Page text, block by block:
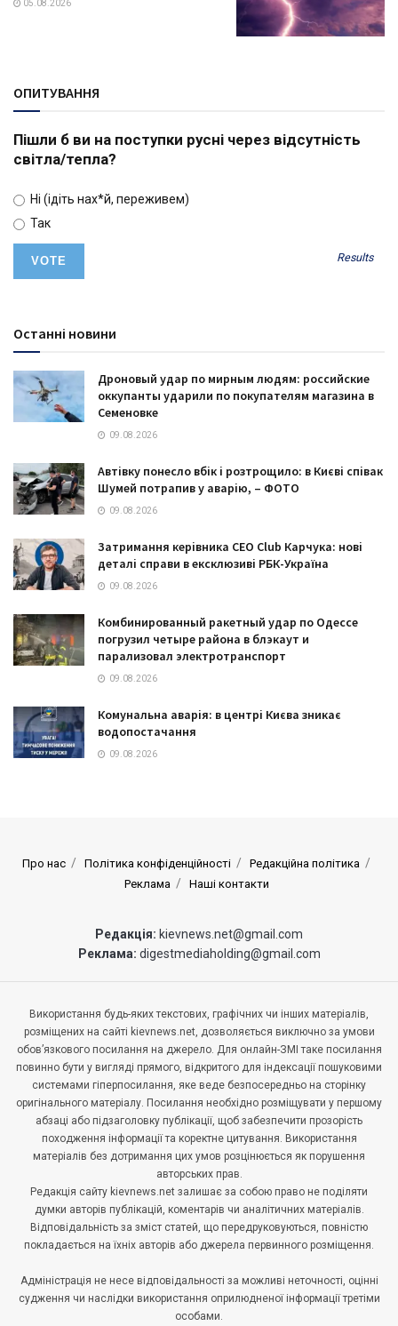
05.08.2026
ОПИТУВАННЯ
Пішли б ви на поступки русні через відсутність
світла/тепла?
Ні (ідіть нах*й, переживем)
Так
Results
Останні новини
Дроновый удар по мирным людям: российские
оккупанты ударили по покупателям магазина в
Семеновке
09.08.2026
Автівку понесло вбік і розтрощило: в Києві співак
Шумей потрапив у аварію, – ФОТО
09.08.2026
Затримання керівника CEO Club Карчука: нові
деталі справи в ексклюзиві РБК-Україна
09.08.2026
Комбинированный ракетный удар по Одессе
погрузил четыре района в блэкаут и
парализовал электротранспорт
09.08.2026
Комунальна аварія: в центрі Києва зникає
водопостачання
09.08.2026
Про нас Політика конфіденційності
Редакційна політика
Реклама
Наші контакти
Редакція: kievnews.net@gmail.com
Реклама: digestmediaholding@gmail.com
Використання будь-яких текстових, графічних чи інших матеріалів,
розміщених на сайті kievnews.net, дозволяється виключно за умови
обов’язкового посилання на джерело. Для онлайн-ЗМІ таке посилання
повинно бути у вигляді прямого, відкритого для індексації пошуковими
системами гіперпосилання, яке веде безпосередньо на сторінку
оригінального матеріалу. Посилання необхідно розміщувати у першому
абзаці або підзаголовку публікації, щоб забезпечити прозорість
походження інформації та коректне цитування. Використання
матеріалів без дотримання цих умов розцінюється як порушення
авторських прав.
Редакція сайту kievnews.net залишає за собою право не поділяти
думки авторів публікацій, коментарів чи аналітичних матеріалів.
Відповідальність за зміст статей, що передруковуються, повністю
покладається на їхніх авторів або джерела первинного розміщення.
Адміністрація не несе відповідальності за можливі неточності, оцінні
судження чи наслідки використання оприлюдненої інформації третіми
особами.